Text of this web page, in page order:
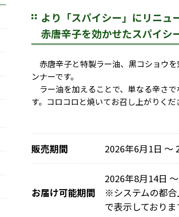
より「スパイシー」にリニュ
赤唐辛子を効かせたスパイシ
赤唐辛子と特製ラー油、黒コショウ
ンナーです。
ラー油を加えることで、単なる辛さ
す。コロコロと焼いてお召し上がりくだ
販売期間 2026年6月1日 〜
お届け可能期間
2026年8月14日
※システムの都
で表示しておりま